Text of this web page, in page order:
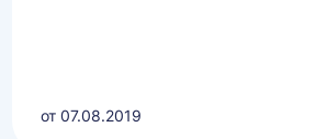
от 07.08.2019